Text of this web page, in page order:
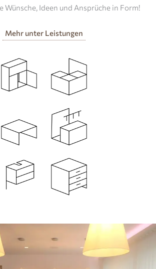
Wünsche, Ideen und Ansprüche in Form!
Mehr unter Leistungen